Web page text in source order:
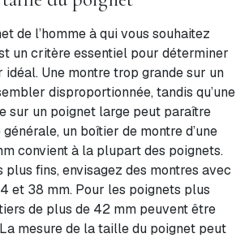
de l’homme à qui vous souhaitez
un critère essentiel pour déterminer
Une montre trop grande sur un
disproportionnée, tandis qu’une
sur un poignet large peut paraître
un boîtier de montre d’une
convient à la plupart des poignets.
fins, envisagez des montres avec
et 38 mm. Pour les poignets plus
de plus de 42 mm peuvent être
mesure de la taille du poignet peut